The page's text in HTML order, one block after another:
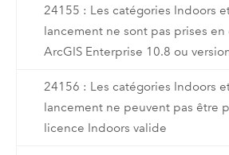
24155 : Les catégories Indoors
lancement ne sont pas prises en
ArcGIS Enterprise 10.8 ou
24156 : Les catégories Indoors
lancement ne peuvent pas être
licence Indoors valide